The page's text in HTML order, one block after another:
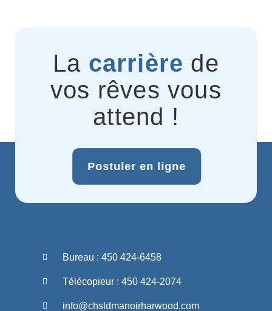
La carrière de
vos rêves vous
attend !
Postuler en ligne
Bureau : 450 424-6458
Télécopieur : 450 424-2074
info@chsldmanoirharwood.com